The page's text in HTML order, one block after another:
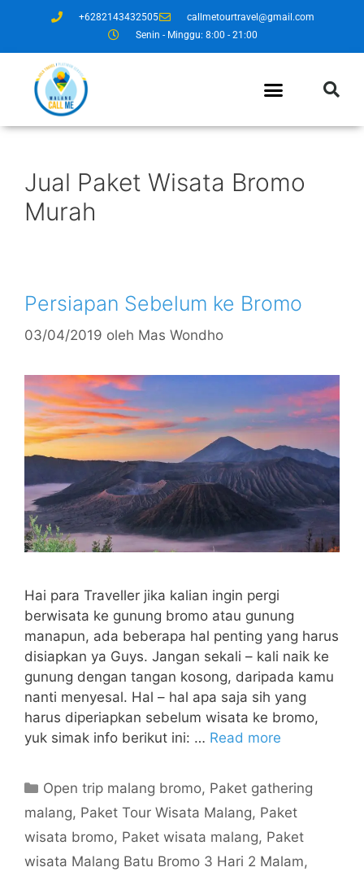
+6282143432505
callmetourtravel@gmail.com
Senin - Minggu: 8:00 - 21:00
Jual Paket Wisata Bromo
Murah
Persiapan Sebelum ke Bromo
03/04/2019 oleh Mas Wondho
Hai para Traveller jika kalian ingin pergi
berwisata ke gunung bromo atau gunung
manapun, ada beberapa hal penting yang harus
disiapkan ya Guys. Jangan sekali – kali naik ke
gunung dengan tangan kosong, daripada kamu
nanti menyesal. Hal – hal apa saja sih yang
harus diperiapkan sebelum wisata ke bromo,
yuk simak info berikut ini: … Read more
Open trip malang bromo, Paket gathering
malang, Paket Tour Wisata Malang, Paket
wisata bromo, Paket wisata malang, Paket
wisata Malang Batu Bromo 3 Hari 2 Malam,